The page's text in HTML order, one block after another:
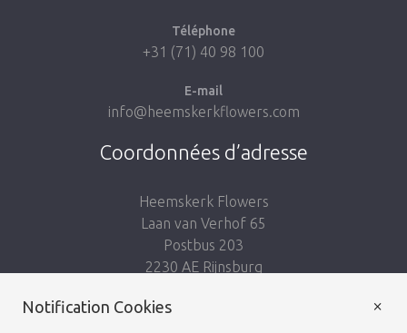
Téléphone
+31 (71) 40 98 100
E-mail
info@heemskerkflowers.com
Coordonnées d’adresse
Heemskerk Flowers
Laan van Verhof 65
Postbus 203
2230 AE Rijnsburg
Notification Cookies ×